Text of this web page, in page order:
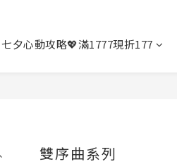
七夕心動攻略💖滿1777現折177
雙序曲系列